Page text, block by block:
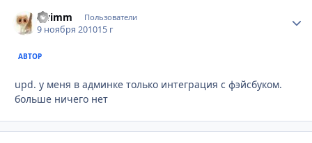
swimm Пользователи
9 ноября 201015 г
АВТОР
upd. у меня в админке только интеграция с фэйсбуком.
больше ничего нет